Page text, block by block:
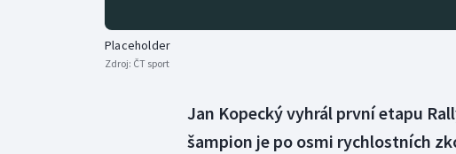
Placeholder
Zdroj: ČT sport
Jan Kopecký vyhrál první etapu
šampion je po osmi rychlostních